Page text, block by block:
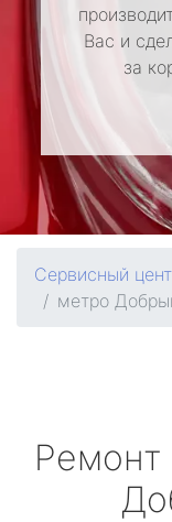
Вас и
за
Сервисный
метро
Ремонт